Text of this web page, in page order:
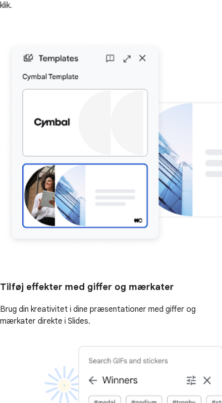
klik.
Tilføj effekter med giffer og mærkater
Brug din kreativitet i dine præsentationer med giffer og
mærkater direkte i Slides.